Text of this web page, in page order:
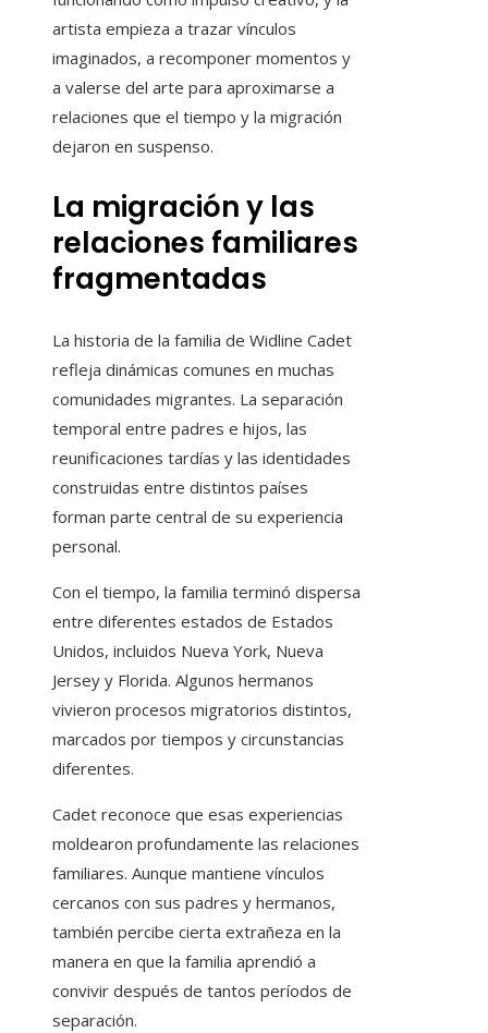
artista empieza a trazar vínculos
imaginados, a recomponer momentos y
a valerse del arte para aproximarse a
relaciones que el tiempo y la migración
dejaron en suspenso.
La migración y las
relaciones familiares
fragmentadas
La historia de la familia de Widline Cadet
refleja dinámicas comunes en muchas
comunidades migrantes. La separación
temporal entre padres e hijos, las
reunificaciones tardías y las identidades
construidas entre distintos países
forman parte central de su experiencia
personal.
Con el tiempo, la familia terminó dispersa
entre diferentes estados de Estados
Unidos, incluidos Nueva York, Nueva
Jersey y Florida. Algunos hermanos
vivieron procesos migratorios distintos,
marcados por tiempos y circunstancias
diferentes.
Cadet reconoce que esas experiencias
moldearon profundamente las relaciones
familiares. Aunque mantiene vínculos
cercanos con sus padres y hermanos,
también percibe cierta extrañeza en la
manera en que la familia aprendió a
convivir después de tantos períodos de
separación.